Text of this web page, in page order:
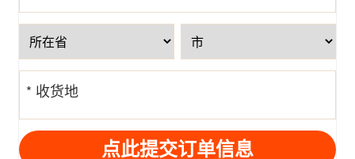
号
* 收货地
址